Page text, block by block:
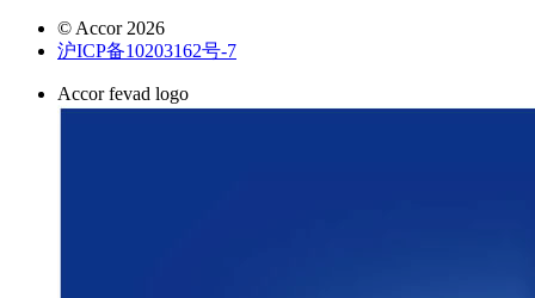
© Accor 2026
沪ICP备10203162号-7
Accor fevad logo